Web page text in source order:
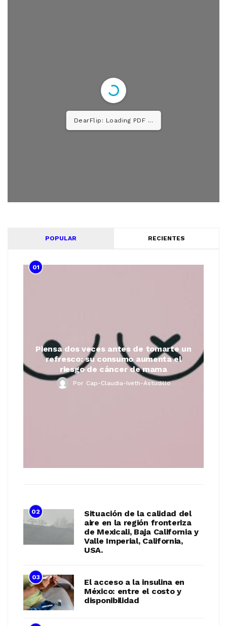
DearFlip: Loading PDF 52%
...
POPULAR RECIENTES
01
Piensa dos veces antes de tomarte un
refresco: su consumo aumenta el
riesgo de cáncer de mama
Por Cap-Claudia-Iveth-Astudillo
02
Situación de la calidad del
aire en la región fronteriza
de Mexicali, Baja California y
Valle Imperial, California,
USA.
03
El acceso a la insulina en
México: entre el costo y
disponibilidad